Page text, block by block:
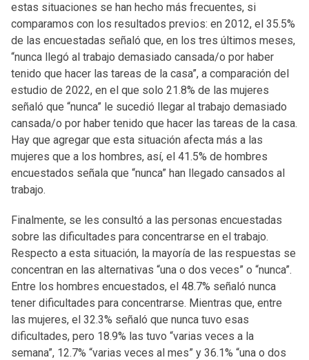
estas situaciones se han hecho más frecuentes, si
comparamos con los resultados previos: en 2012, el 35.5%
de las encuestadas señaló que, en los tres últimos meses,
“nunca llegó al trabajo demasiado cansada/o por haber
tenido que hacer las tareas de la casa”, a comparación del
estudio de 2022, en el que solo 21.8% de las mujeres
señaló que “nunca” le sucedió llegar al trabajo demasiado
cansada/o por haber tenido que hacer las tareas de la casa.
Hay que agregar que esta situación afecta más a las
mujeres que a los hombres, así, el 41.5% de hombres
encuestados señala que “nunca” han llegado cansados al
trabajo.
Finalmente, se les consultó a las personas encuestadas
sobre las dificultades para concentrarse en el trabajo.
Respecto a esta situación, la mayoría de las respuestas se
concentran en las alternativas “una o dos veces” o “nunca”.
Entre los hombres encuestados, el 48.7% señaló nunca
tener dificultades para concentrarse. Mientras que, entre
las mujeres, el 32.3% señaló que nunca tuvo esas
dificultades, pero 18.9% las tuvo “varias veces a la
semana”, 12.7% “varias veces al mes” y 36.1% “una o dos